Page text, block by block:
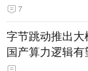
7
字节跳动推出
国产算力逻辑